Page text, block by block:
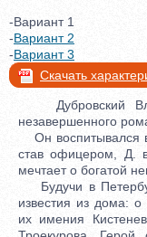
-Вариант 1
-Вариант 2
-Вариант 3
Скачать
Дубровский
незавершенного
Он воспитывался в
став офицером, Д.
мечтает о богатой
Будучи в
известия из дома: о
их имения